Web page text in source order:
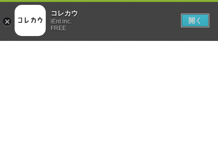
コレカウ
iEnt inc.
FREE
開く